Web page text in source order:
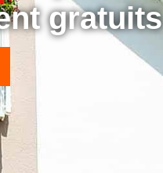
gratuits